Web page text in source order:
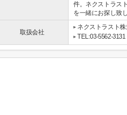
件。ネクストラス
を一緒にお探し致し
取扱会社
ネクストラスト
TEL:03-5562-3131